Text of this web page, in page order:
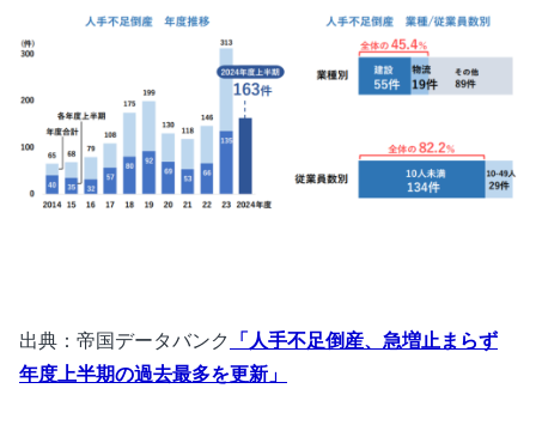
出典：帝国データバンク
「人手不足倒産、急増止まらず
年度上半期の過去最多を更新」